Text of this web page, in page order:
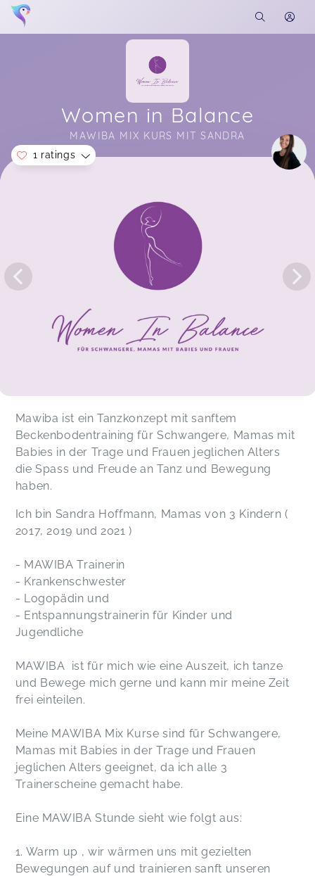
Women in Balance
MAWIBA MIX KURS MIT SANDRA
Soon you will learn more about me here...
1 ratings
mit ihr unterhalten. Sie bringt immer gute Laune
mit und viel Energie die ansteckt. Die Tänze sind
einfach zum nachtanzen und es macht sehr viel
Spaß. Kann ich nur weiterempfehlen
Mawiba ist ein Tanzkonzept mit sanftem
Beckenbodentraining für Schwangere, Mamas mit
Babies in der Trage und Frauen jeglichen Alters
die Spass und Freude an Tanz und Bewegung
haben.
Ich bin Sandra Hoffmann, Mamas von 3 Kindern (
2017, 2019 und 2021 )
- MAWIBA Trainerin
- Krankenschwester
- Logopädin und
- Entspannungstrainerin für Kinder und
Jugendliche
MAWIBA ist für mich wie eine Auszeit, ich tanze
und Bewege mich gerne und kann mir meine Zeit
frei einteilen.
Meine MAWIBA Mix Kurse sind für Schwangere,
Mamas mit Babies in der Trage und Frauen
jeglichen Alters geeignet, da ich alle 3
Trainerscheine gemacht habe.
Eine MAWIBA Stunde sieht wie folgt aus:
1. Warm up , wir wärmen uns mit gezielten
Bewegungen auf und trainieren sanft unseren